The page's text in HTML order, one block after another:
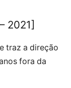
2021]
traz a direção
fora da